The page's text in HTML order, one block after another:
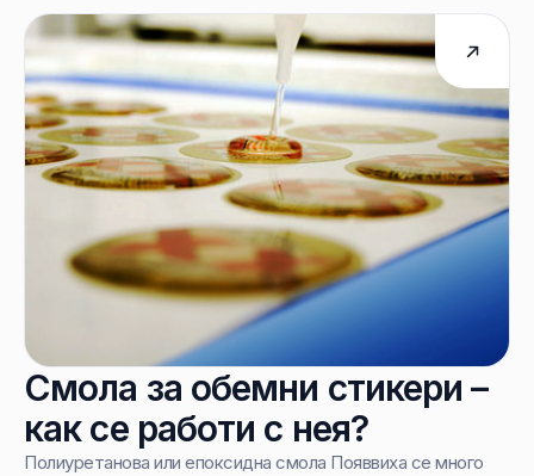
Смола за обемни стикери –
как се работи с нея?
Полиуретанова или епоксидна смола Появвиха се много